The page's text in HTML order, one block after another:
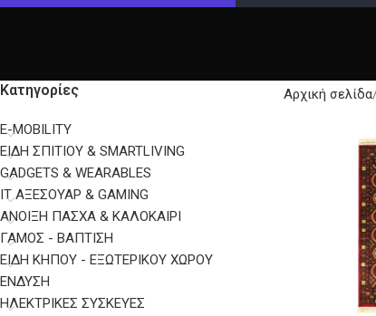
Κατηγορίες
E-MOBILITY
EΊΔΗ ΣΠΙΤΙΟΎ & SMARTLIVING
GADGETS & WEARABLES
IT ΑΞΕΣΟΥΆΡ & GAMING
ΑΝΟΙΞΗ ΠΑΣΧΑ & ΚΑΛΟΚΑΙΡΙ
ΓΑΜΟΣ - ΒΑΠΤΙΣΗ
ΕΙΔΗ ΚΗΠΟΥ - ΕΞΩΤΕΡΙΚΟΥ ΧΩΡΟΥ
ΈΝΔΥΣΗ
ΗΛΕΚΤΡΙΚΈΣ ΣΥΣΚΕΥΈΣ
Αρχική σελίδα